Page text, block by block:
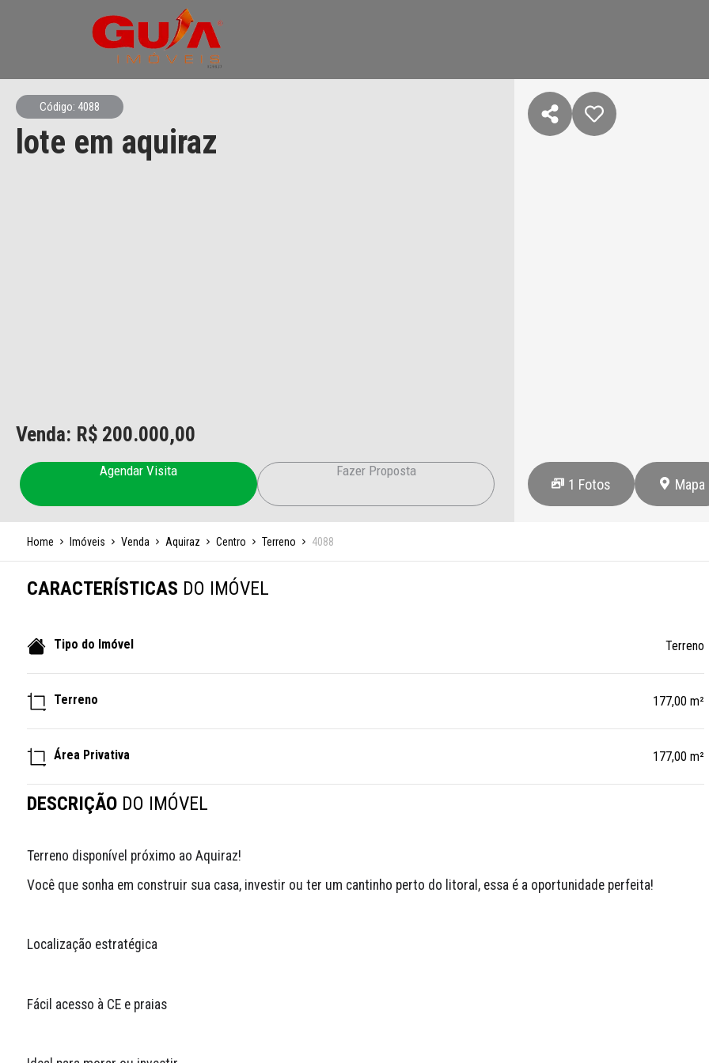
Código: 4088
lote em aquiraz
Venda: R$ 200.000,00
Agendar Visita Fazer Proposta
1 Fotos Mapa
Home Imóveis Venda Aquiraz Centro Terreno 4088
CARACTERÍSTICAS DO IMÓVEL
Tipo do Imóvel Terreno
Terreno 177,00 m²
Área Privativa 177,00 m²
DESCRIÇÃO DO IMÓVEL
Terreno disponível próximo ao Aquiraz!
Você que sonha em construir sua casa, investir ou ter um cantinho perto do litoral, essa é a oportunidade perfeita!
Localização estratégica
Fácil acesso à CE e praias